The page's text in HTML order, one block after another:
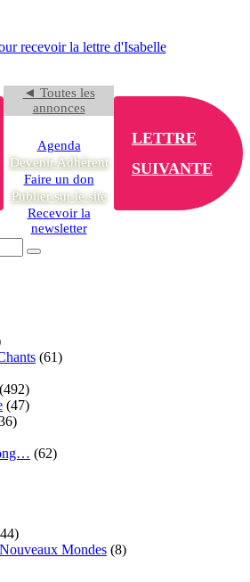
recevoir la lettre d'Isabelle
LETTRE
SUIVANTE
◄ Toutes les
annonces
Agenda
Devenir Adhérent
Faire un don
Publier sur le site
Recevoir la
newsletter
(61)
(492)
(47)
(62)
Mondes (8)